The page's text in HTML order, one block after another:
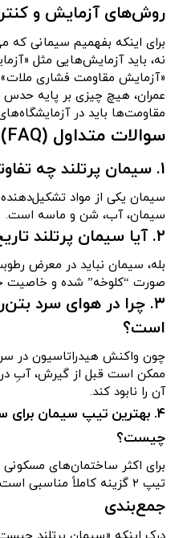
روش‌های آزمایش و
برای اینکه بفهمیم سیمانی که
نه، باید آزمایش‌هایی مثل
«آزمایش مقاومت فشاری
عمران، هیچ چیزی بر پایه
مقاومت‌ها باید در
سوالات متداول (FAQ)
1. سیمان پرتلند چه تفاوتی با بتن دارد؟
سیمان یکی از مواد
سیمان، آب، شن و ماسه است.
۲. آیا سیمان پرتلند تاریخ انقضا دارد؟
بله، سیمان نباید در معرض
صورت “کلوخه” شده و خاصیت
۳. چرا در هوای سرد
است؟
چون واکنش هیدراتاسیون در
ممکن است قبل از گیرش، آبِ
آن را نابود کند.
۴. بهترین تیپ سیمان
چیست؟
تیپ ۲ گزینه کاملاً مناسبی است.
جمع‌بندی